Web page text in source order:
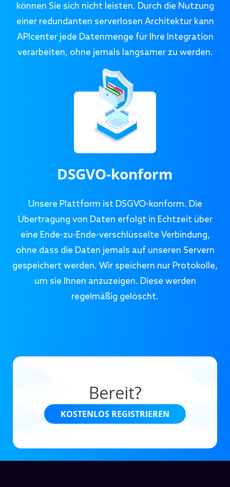
können Sie sich nicht leisten. Durch die Nutzung
einer redundanten serverlosen Architektur kann
APIcenter jede Datenmenge für Ihre Integration
verarbeiten, ohne jemals langsamer zu werden.
DSGVO-konform
Unsere Plattform ist DSGVO-konform. Die
Übertragung von Daten erfolgt in Echtzeit über
eine Ende-zu-Ende-verschlüsselte Verbindung,
ohne dass die Daten jemals auf unseren Servern
gespeichert werden. Wir speichern nur Protokolle,
um sie Ihnen anzuzeigen. Diese werden
regelmäßig gelöscht.
Bereit?
KOSTENLOS REGISTRIEREN